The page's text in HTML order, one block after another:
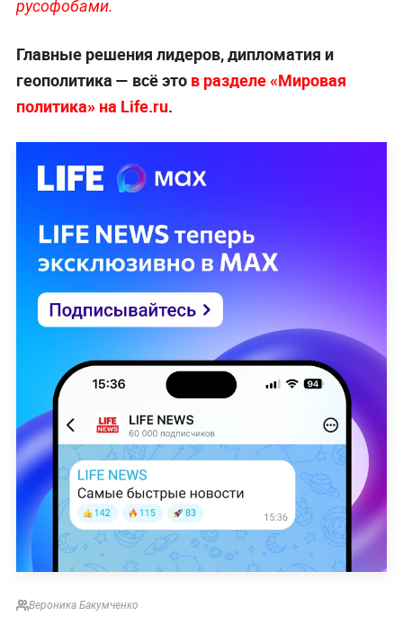
русофобами.
Главные решения лидеров, дипломатия и
геополитика — всё это в разделе «Мировая
политика» на Life.ru.
Вероника Бакумченко